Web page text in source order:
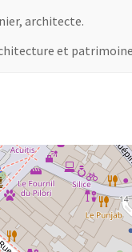
architecte.
et